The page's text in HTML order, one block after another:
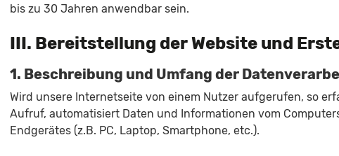
bis zu 30 Jahren anwendbar sein.
III. Bereitstellung der Website und
1. Beschreibung und Umfang der
Wird unsere Internetseite von einem Nutzer aufgerufen, so
Aufruf, automatisiert Daten und Informationen vom
Endgerätes (z.B. PC, Laptop, Smartphone, etc.).